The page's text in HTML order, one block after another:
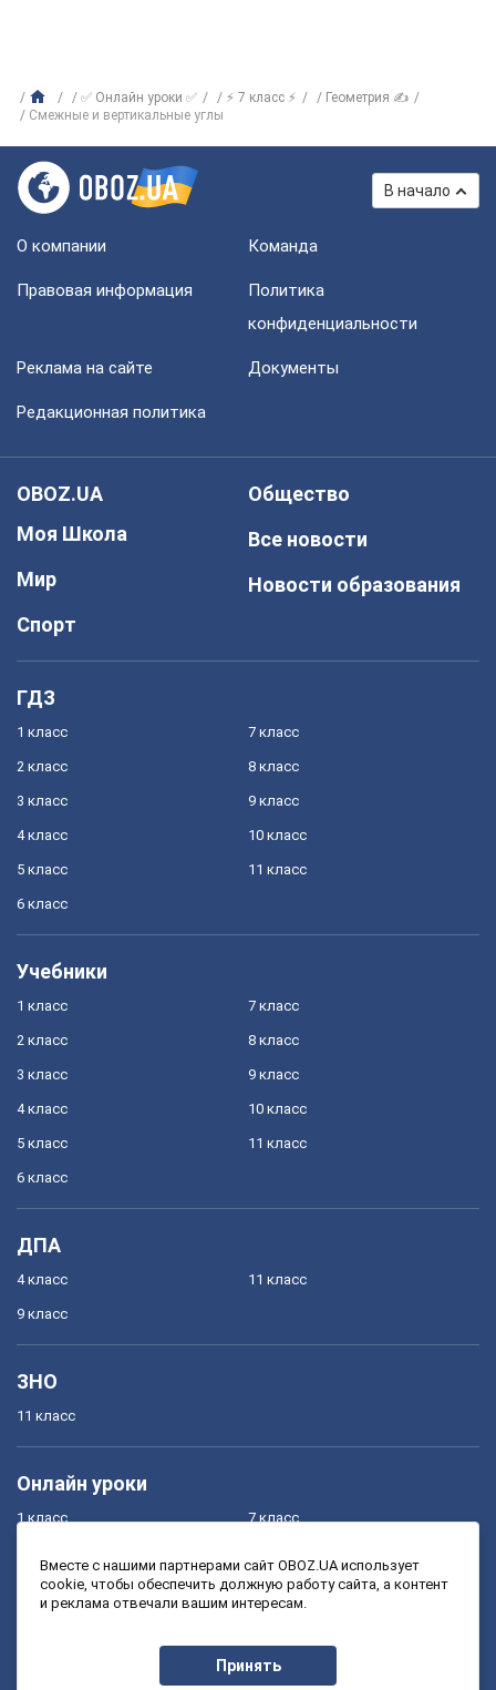
✅ Онлайн уроки ✅ ⚡ 7 класс ⚡
Геометрия ✍
Смежные и вертикальные углы
В начало
О компании Команда
Правовая информация
Политика
конфиденциальности
Реклама на сайте Документы
Редакционная политика
OBOZ.UA
Моя Школа
Мир
Спорт
Общество
Все новости
Новости образования
ГДЗ
1 класс
2 класс
3 класс
4 класс
5 класс
6 класс
7 класс
8 класс
9 класс
10 класс
11 класс
Учебники
1 класс
2 класс
3 класс
4 класс
5 класс
6 класс
7 класс
8 класс
9 класс
10 класс
11 класс
ДПА
4 класс
9 класс
11 класс
ЗНО
11 класс
Онлайн уроки
1 класс
3 класс
7 класс
9 класс
Вместе с нашими партнерами сайт OBOZ.UA использует
cookie, чтобы обеспечить должную работу сайта, а контент
и реклама отвечали вашим интересам.
Принять